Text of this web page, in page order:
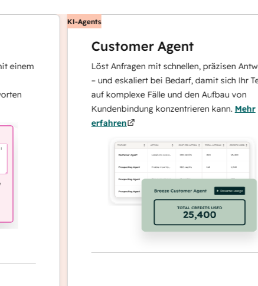
KI-Agents
Customer Agent
Löst Anfragen mit schnellen, präzisen Antworten
– und eskaliert bei Bedarf, damit sich Ihr Team
auf komplexe Fälle und den Aufbau von
Kundenbindung konzentrieren kann.Mehr
erfahren